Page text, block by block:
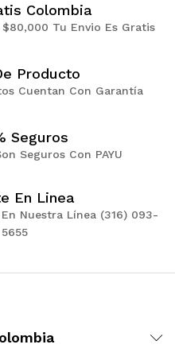
Colombia
Tu Envio Es Gratis
Producto
Cuentan Con Garantía
Seguros
Seguros Con PAYU
En Linea
Nuestra Línea (316) 093-
5655